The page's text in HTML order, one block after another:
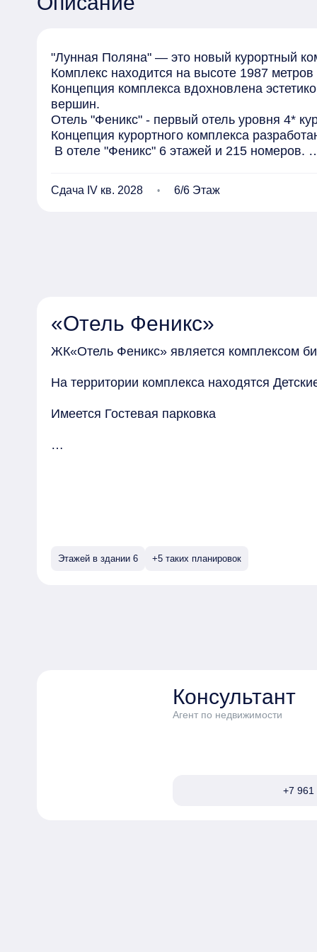
"Лунная Поляна" — это новый курортный
Комплекс находится на высоте 1987
Концепция комплекса вдохновлена
вершин.
Отель "Феникс" - первый отель уровня 4*
Концепция курортного комплекса
В отеле "Феникс" 6 этажей и 215 номеров.
Входные группы и коммерческие
Отель "Феникс" предлагает наиболее
действующих подъемников всего 200
Возможно приобретение гостиничного
Сдача IV кв. 2028 6/6 Этаж
«Отель Феникс»
ЖК«Отель Феникс» является комплексом
На территории комплекса находятся
Имеется Гостевая парковка
Этажей в здании 6 +5 таких планировок
Консультант
Агент по недвижимости
+7 961